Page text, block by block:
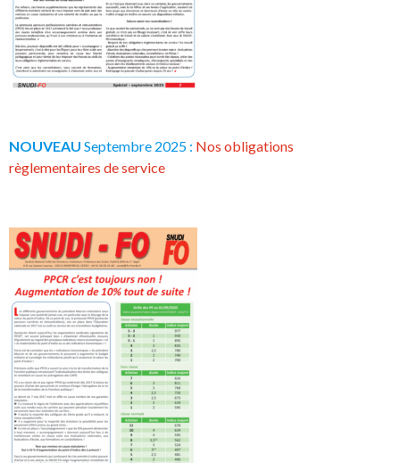
NOUVEAU Septembre 2025 : Nos obligations
règlementaires de service